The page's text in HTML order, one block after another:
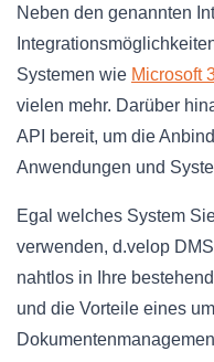
Neben den genannten
Systemen wie Microsoft
vielen mehr. Darüber
API bereit, um die
Anwendungen und
Egal welches System
verwenden, d.velop
nahtlos in Ihre
und die Vorteile eines